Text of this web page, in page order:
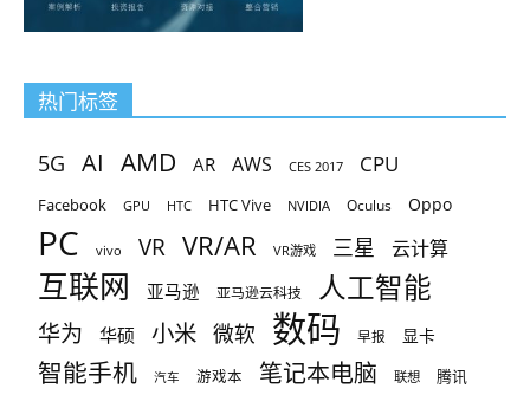
热门标签
5G AI AMD AR AWS CES 2017 CPU
Facebook GPU HTC HTC Vive NVIDIA Oculus Oppo
PC vivo VR VR/AR VR游戏 三星 云计算
互联网 亚马逊 亚马逊云科技 人工智能
华为 华硕 小米 微软 数码 早报 显卡
智能手机 汽车 游戏本 笔记本电脑 联想 腾讯